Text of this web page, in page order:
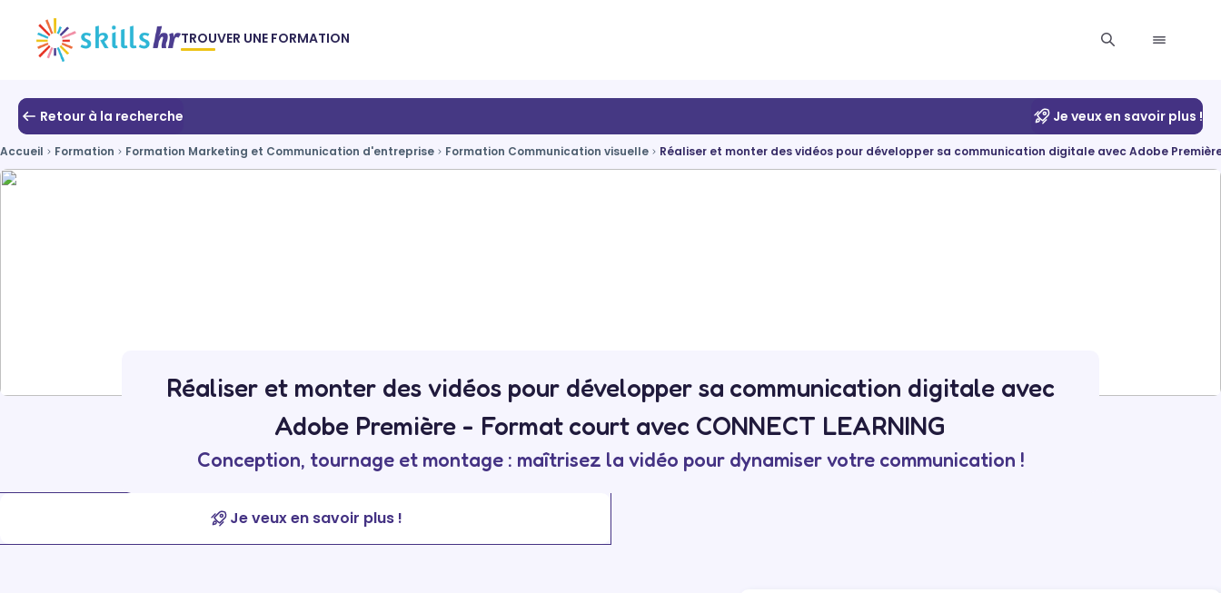
TROUVER UNE FORMATION
Retour à la recherche Je veux en savoir plus !
Accueil Formation Formation Marketing et Communication d'entreprise Formation Communication visuelle Réaliser et monter des vidéos pour développer sa communication digitale avec Adobe
Réaliser et monter des vidéos pour développer sa communication digitale avec
Adobe Première - Format court avec CONNECT LEARNING
Conception, tournage et montage : maîtrisez la vidéo pour dynamiser votre communication !
Je veux en savoir plus !